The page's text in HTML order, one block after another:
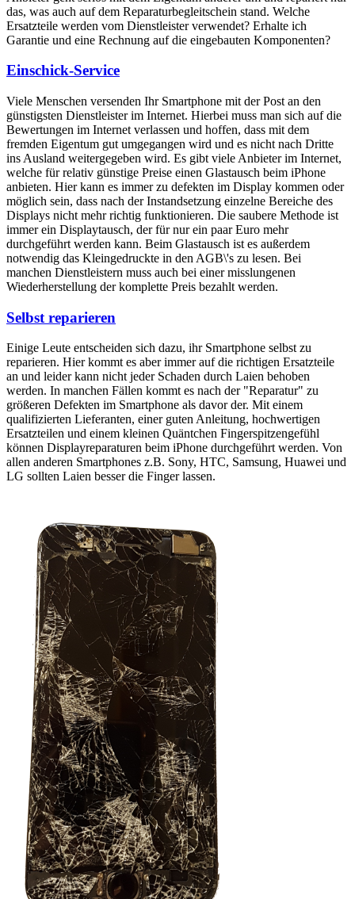
das, was auch auf dem Reparaturbegleitschein stand. Welche
Ersatzteile werden vom Dienstleister verwendet? Erhalte ich
Garantie und eine Rechnung auf die eingebauten Komponenten?
Einschick-Service
Viele Menschen versenden Ihr Smartphone mit der Post an den
günstigsten Dienstleister im Internet. Hierbei muss man sich auf die
Bewertungen im Internet verlassen und hoffen, dass mit dem
fremden Eigentum gut umgegangen wird und es nicht nach Dritte
ins Ausland weitergegeben wird. Es gibt viele Anbieter im Internet,
welche für relativ günstige Preise einen Glastausch beim iPhone
anbieten. Hier kann es immer zu defekten im Display kommen oder
möglich sein, dass nach der Instandsetzung einzelne Bereiche des
Displays nicht mehr richtig funktionieren. Die saubere Methode ist
immer ein Displaytausch, der für nur ein paar Euro mehr
durchgeführt werden kann. Beim Glastausch ist es außerdem
notwendig das Kleingedruckte in den AGB\'s zu lesen. Bei
manchen Dienstleistern muss auch bei einer misslungenen
Wiederherstellung der komplette Preis bezahlt werden.
Selbst reparieren
Einige Leute entscheiden sich dazu, ihr Smartphone selbst zu
reparieren. Hier kommt es aber immer auf die richtigen Ersatzteile
an und leider kann nicht jeder Schaden durch Laien behoben
werden. In manchen Fällen kommt es nach der "Reparatur" zu
größeren Defekten im Smartphone als davor der. Mit einem
qualifizierten Lieferanten, einer guten Anleitung, hochwertigen
Ersatzteilen und einem kleinen Quäntchen Fingerspitzengefühl
können Displayreparaturen beim iPhone durchgeführt werden. Von
allen anderen Smartphones z.B. Sony, HTC, Samsung, Huawei und
LG sollten Laien besser die Finger lassen.